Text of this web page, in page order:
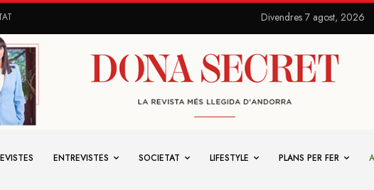
Divendres 7 agost, 2026
ENTREVISTES SOCIETAT LIFESTYLE PLANS PER FER